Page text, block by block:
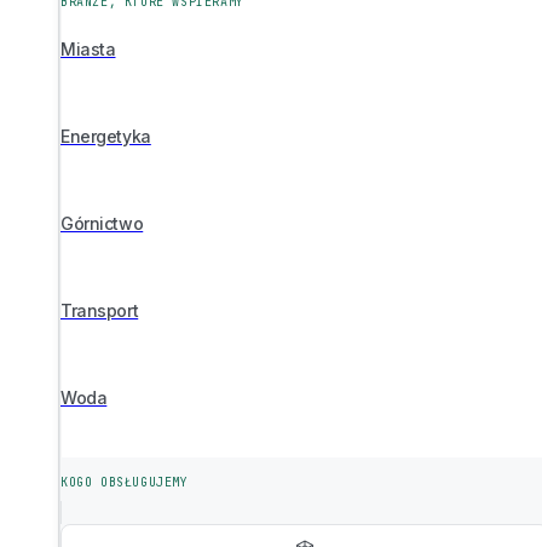
Miasta
Energetyka
Górnictwo
Transport
Woda
KOGO OBSŁUGUJEMY